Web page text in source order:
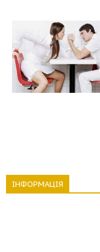
ІНФОРМАЦІЯ